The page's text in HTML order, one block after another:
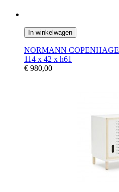
In winkelwagen
NORMANN
114 x 42 x h61
€ 980,00